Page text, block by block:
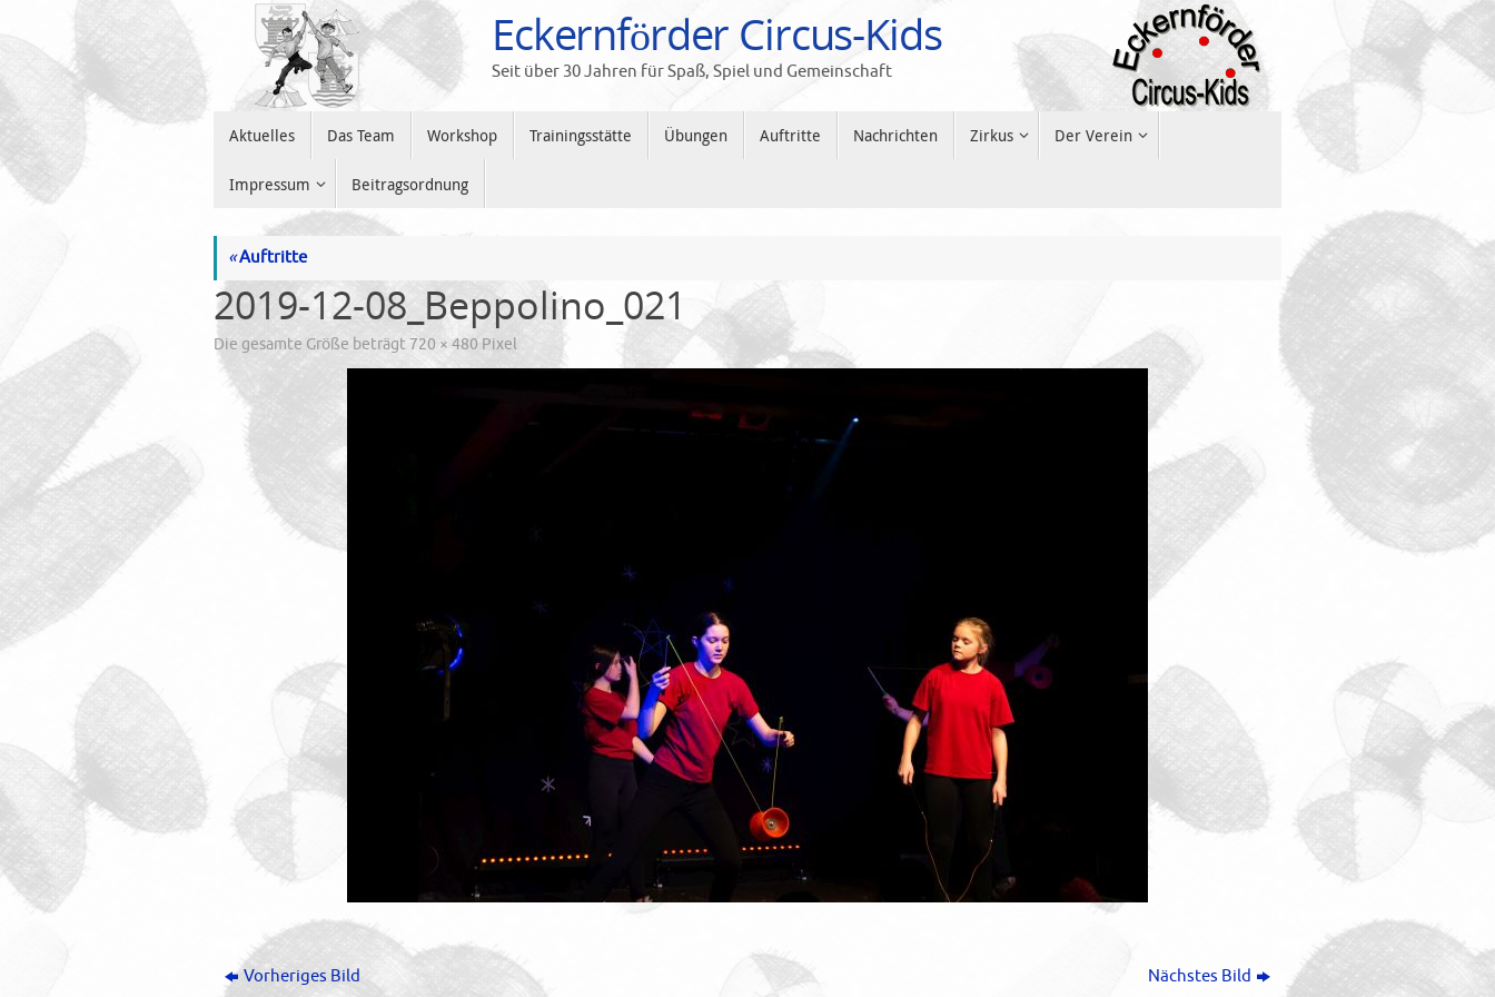
springen
Eckernförder Circus-Kids
Seit über 30 Jahren für Spaß, Spiel und Gemeinschaft
Inhalt
Aktuelles Das Team Workshop Trainingsstätte Übungen Auftritte Nachrichten Zirkus Der Verein
Impressum Beitragsordnung
«Auftritte
2019-12-08_Beppolino_021
Die gesamte Größe beträgt720 × 480 Pixel
Vorheriges Bild Nächstes Bild